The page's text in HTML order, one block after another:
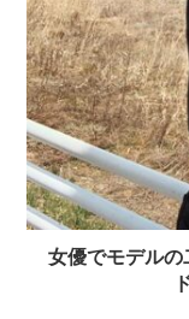
女優でモデル